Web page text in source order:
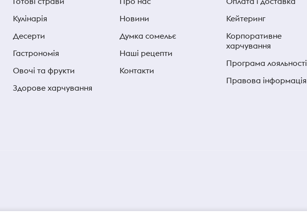
Кулінарія
Десерти
Гастрономія
Овочі та фрукти
Здорове харчування
Новини
Думка сомельє
Наші рецепти
Контакти
Кейтеринг
Корпоративне
харчування
Програма лояльності
Правова інформація